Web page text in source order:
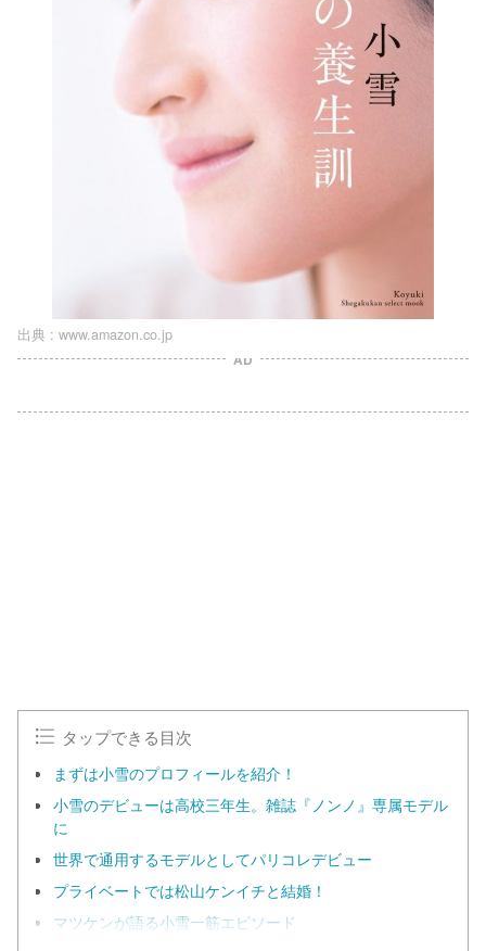
出典 : www.amazon.co.jp
AD
タップできる目次
まずは小雪のプロフィールを紹介！
小雪のデビューは高校三年生。雑誌『ノンノ』専属モデル
に
世界で通用するモデルとしてパリコレデビュー
プライベートでは松山ケンイチと結婚！
マツケンが語る小雪一筋エピソード